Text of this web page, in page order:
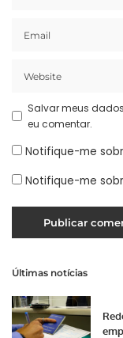
Salvar meus
eu comentar.
Notifique-me
Notifique-me
Últimas notícias